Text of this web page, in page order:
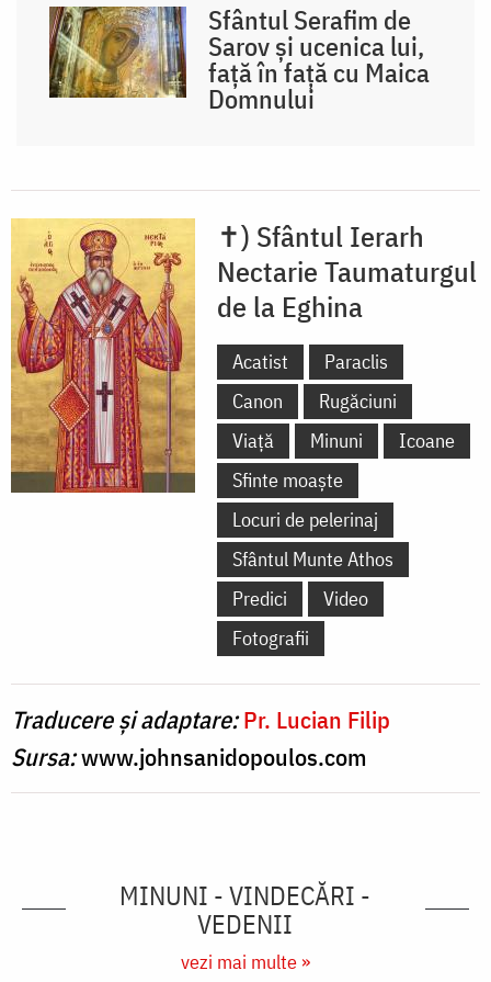
Sfântul Serafim de
Sarov și ucenica lui,
față în față cu Maica
Domnului
✝) Sfântul Ierarh
Nectarie Taumaturgul
de la Eghina
Acatist
Paraclis
Canon
Rugăciuni
Viață
Minuni
Icoane
Sfinte moaște
Locuri de pelerinaj
Sfântul Munte Athos
Predici
Video
Fotografii
Traducere și adaptare:Pr. Lucian Filip
Sursa:www.johnsanidopoulos.com
MINUNI - VINDECĂRI -
VEDENII
vezi mai multe »